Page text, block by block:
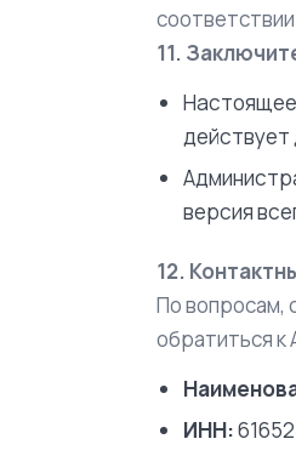
11.
Настоящее
действует
версия
12.
По вопросам,
обратиться к
ИНН: